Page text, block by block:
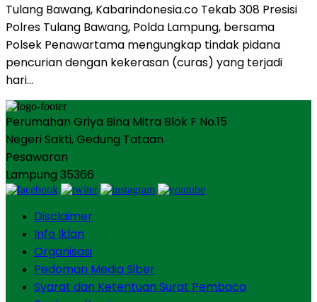
Tulang Bawang, Kabarindonesia.co Tekab 308 Presisi
Polres Tulang Bawang, Polda Lampung, bersama
Polsek Penawartama mengungkap tindak pidana
pencurian dengan kekerasan (curas) yang terjadi
hari…
Perumahan Griya Bina Mitra Blok F No.15
Negeri Sakti, Gedung Tataan
Pesawaran
Lampung 35366
Disclaimer
Info Iklan
Organisasi
Pedoman Media Siber
Syarat dan Ketentuan Surat Pembaca